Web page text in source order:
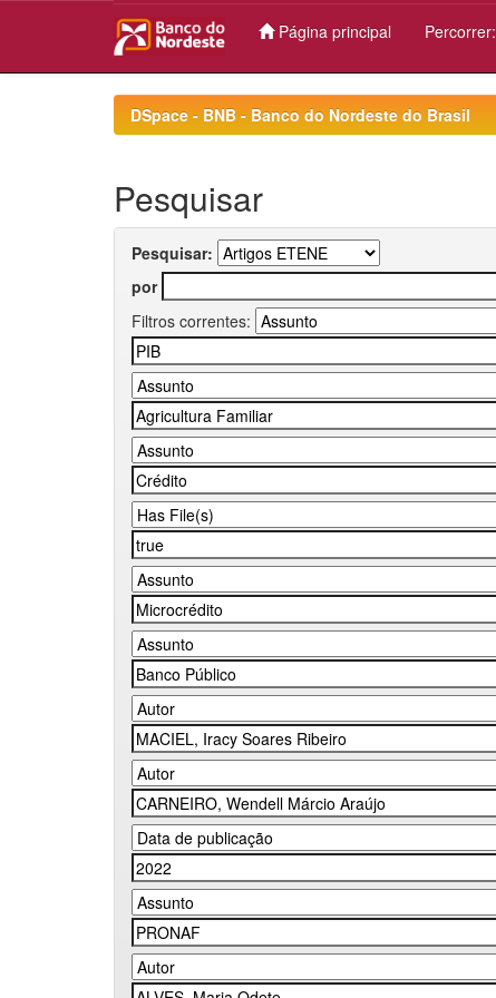
Página principal Percorrer:
DSpace - BNB - Banco do Nordeste do Brasil
Pesquisar
Pesquisar:
por
Filtros correntes: